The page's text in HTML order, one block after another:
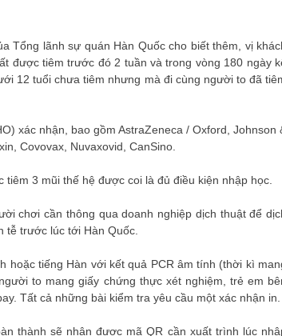
Tổng lãnh sự quán Hàn Quốc cho biết thêm, vị
được tiêm trước đó 2 tuần và trong vòng 180 ngày
12 tuổi chưa tiêm nhưng mà đi cùng người to đã
xác nhận, bao gồm AstraZeneca / Oxford, Johnson
Covovax, Nuvaxovid, CanSino.
3 mũi thế hệ được coi là đủ điều kiện nhập học.
chơi cần thông qua doanh nghiệp dịch thuật để
tễ trước lúc tới Hàn Quốc.
hoặc tiếng Hàn với kết quả PCR âm tính (thời kì
to mang giấy chứng thực xét nghiệm, trẻ em
Tất cả những bài kiểm tra yêu cầu một xác nhận in.
thành sẽ nhận được mã QR cần xuất trình lúc